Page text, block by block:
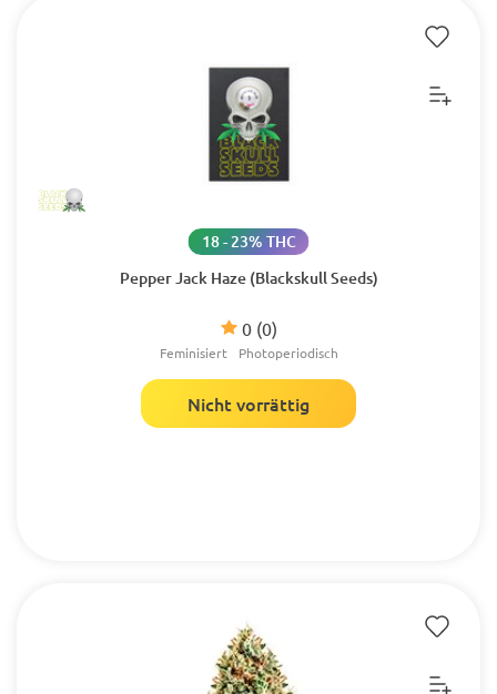
Pepper Jack Haze (Blackskull Seeds)
0 (0)
18 - 23% THC
Feminisiert Photoperiodisch
Nicht vorrättig